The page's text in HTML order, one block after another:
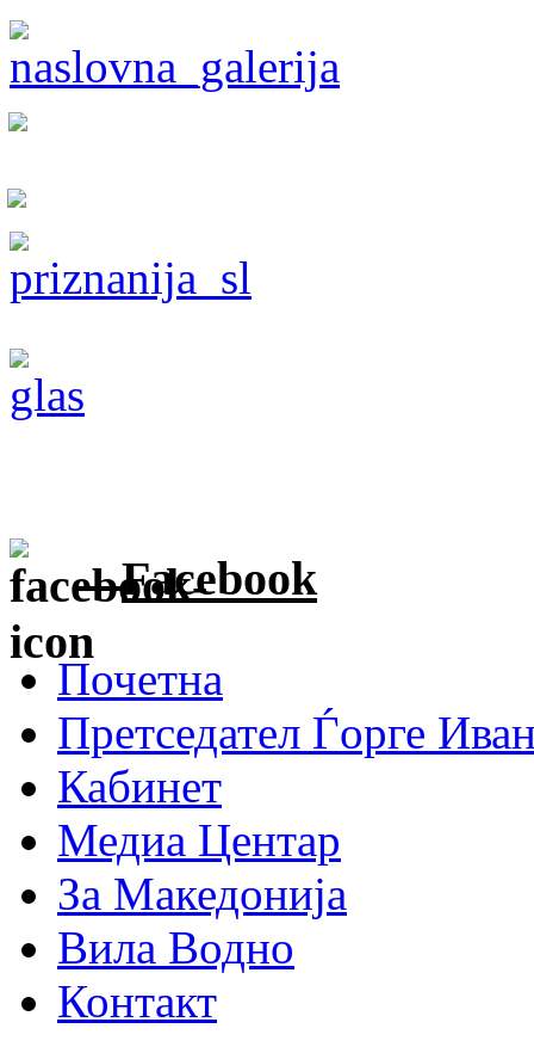
Facebook
Почетна
Претседател Ѓорге
Кабинет
Медиа Центар
За Македонија
Вила Водно
Контакт